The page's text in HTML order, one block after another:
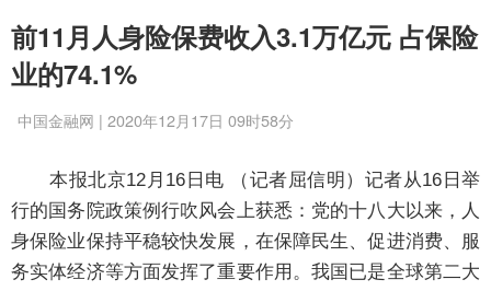
前11月人身险保费收入3.1万亿元 占保险
业的74.1%
中国金融网 | 2020年12月17日 09时58分
本报北京12月16日电 （记者屈信明）记者从16日举
行的国务院政策例行吹风会上获悉：党的十八大以来，人
身保险业保持平稳较快发展，在保障民生、促进消费、服
务实体经济等方面发挥了重要作用。我国已是全球第二大